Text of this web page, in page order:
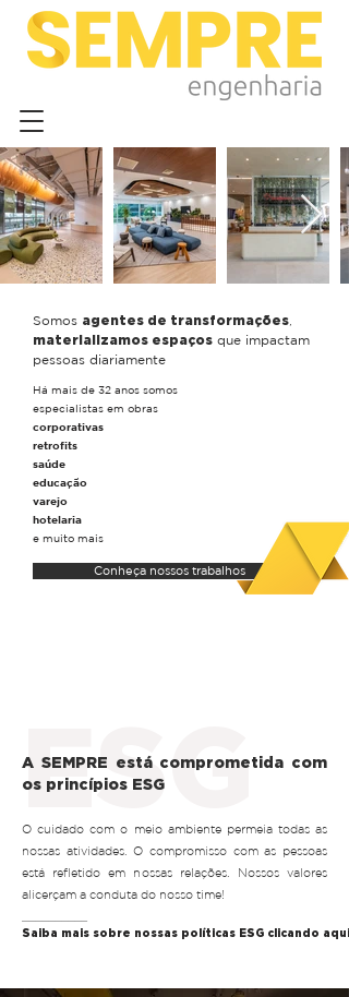
Somos agentes de transformações
materializamos espaços que impactam
pessoas diariamente
Há mais de 32 anos somos
especialistas em obras
corporativas
retrofits
saúde
educação
varejo
hotelaria
e muito mais
Conheça nossos trabalhos
ESG
A SEMPRE está comprometida com
os princípios ESG
O cuidado com o meio ambiente permeia todas as
nossas atividades. O compromisso com as pessoas
está refletido em nossas relações. Nossos valores
alicerçam a conduta do nosso time!
Saiba mais sobre nossas políticas ESG clicando aqui